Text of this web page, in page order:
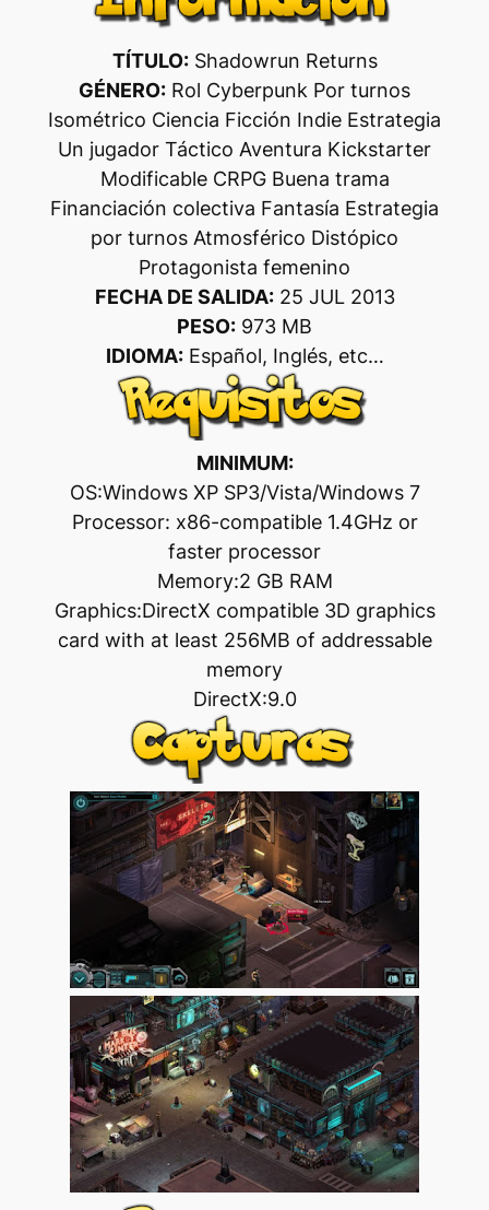
TÍTULO:Shadowrun Returns
GÉNERO: Rol Cyberpunk Por turnos
Isométrico Ciencia Ficción Indie Estrategia
Un jugador Táctico Aventura Kickstarter
Modificable CRPG Buena trama
Financiación colectiva Fantasía Estrategia
por turnos Atmosférico Distópico
Protagonista femenino
FECHA DE SALIDA:25 JUL 2013
PESO: 973 MB
IDIOMA:Español, Inglés, etc…
MINIMUM:
OS:Windows XP SP3/Vista/Windows 7
Processor: x86-compatible 1.4GHz or
faster processor
Memory:2 GB RAM
Graphics:DirectX compatible 3D graphics
card with at least 256MB of addressable
memory
DirectX:9.0